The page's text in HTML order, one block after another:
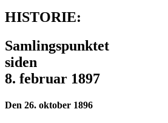
HISTORIE:
Samlingspunktet
siden
8. februar 1897
Den 26. oktober 1896